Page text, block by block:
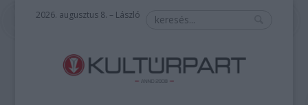
2026. augusztus 8. – László